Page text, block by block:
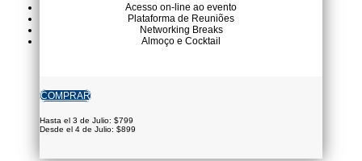
Acesso on-line ao evento
Plataforma de Reuniões
Networking Breaks
Almoço e Cocktail
COMPRAR
Hasta el 3 de Julio: $799
Desde el 4 de Julio: $899